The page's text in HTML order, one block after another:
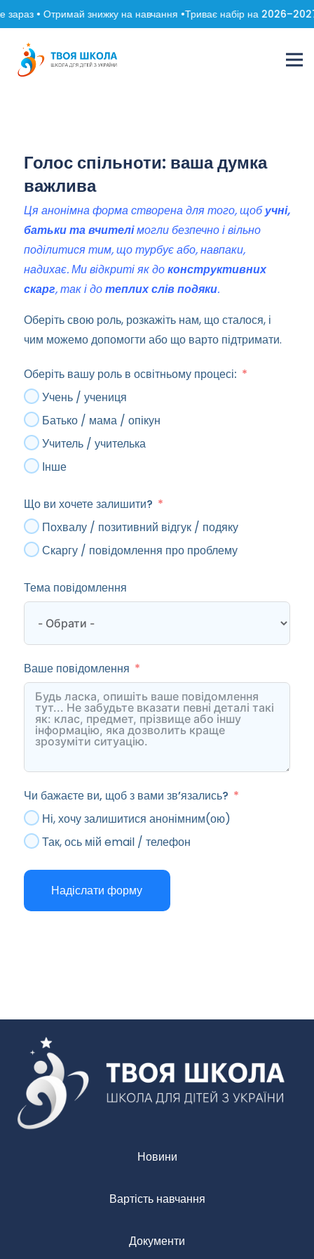
• Отримай знижку на навчання •Триває набір на 2026–2027
Голос спільноти: ваша думка
важлива
Ця анонімна форма створена для того, щобучні,
батьки та вчителімогли безпечно і вільно
поділитися тим, що турбує або, навпаки,
надихає. Ми відкриті як доконструктивних
скарг, так і дотеплих слів подяки.
Оберіть свою роль, розкажіть нам, що сталося, і
чим можемо допомогти або що варто підтримати.
Оберіть вашу роль в освітньому процесі:
Учень / учениця
Батько / мама / опікун
Учитель / учителька
Інше
Що ви хочете залишити?
Похвалу / позитивний відгук / подяку
Скаргу / повідомлення про проблему
Тема повідомлення
Ваше повідомлення
Чи бажаєте ви, щоб з вами зв’язались?
Ні, хочу залишитися анонімним(ою)
Так, ось мій email / телефон
Надіслати форму
Новини
Вартість навчання
Документи